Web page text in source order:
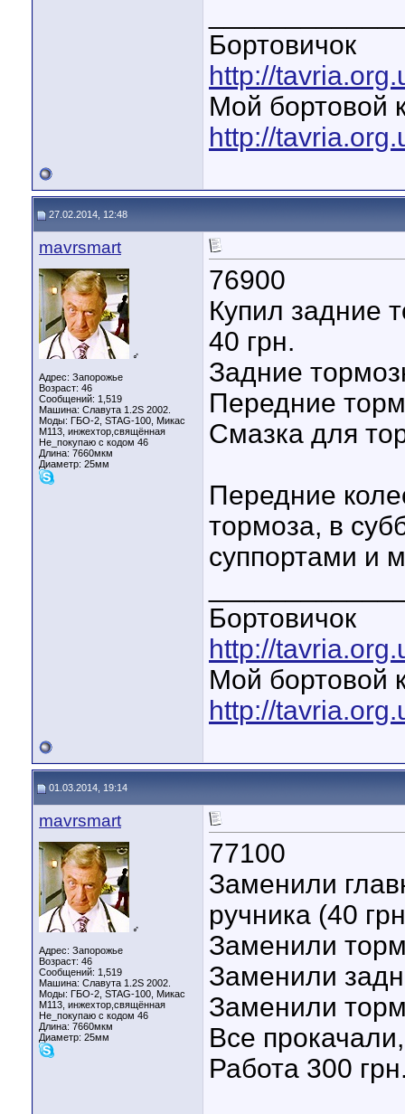
Бортовичок
http://
Мой бортовой
http://
27.02.2014, 12:48
mavrsmart
♂
Адрес: Запорожье
Возраст: 46
Сообщений: 1,519
Машина: Славута 1.2S 2002.
Моды: ГБО-2, STAG-100, Микас
М113, инжехтор,свящённая
Не_покупаю с кодом 46
Длина: 7660мкм
Диаметр: 25мм
76900
Купил задние
40 грн.
Задние
Передние
Смазка для
Передние
тормоза, в
суппортами и
Бортовичок
http://
Мой бортовой
http://
01.03.2014, 19:14
mavrsmart
♂
Адрес: Запорожье
Возраст: 46
Сообщений: 1,519
Машина: Славута 1.2S 2002.
Моды: ГБО-2, STAG-100, Микас
М113, инжехтор,свящённая
Не_покупаю с кодом 46
Длина: 7660мкм
Диаметр: 25мм
77100
Заменили
ручника (40
Заменили
Заменили
Заменили
Все
Работа 300